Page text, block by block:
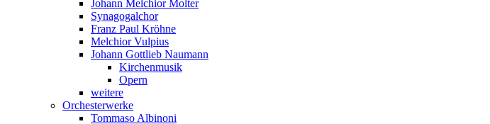
Johann Melchior Molter
Synagogalchor
Franz Paul Kröhne
Melchior Vulpius
Johann Gottlieb Naumann
Kirchenmusik
Opern
weitere
Orchesterwerke
Tommaso Albinoni